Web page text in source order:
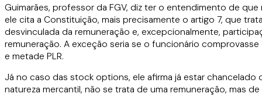
Guimarães, professor da FGV, diz ter o entendimento de
ele cita a Constituição, mais precisamente o artigo 7, que
desvinculada da remuneração e, excepcionalmente,
remuneração. A exceção seria se o funcionário
e metade PLR.
Já no caso das stock options, ele afirma já estar chancelado
natureza mercantil, não se trata de uma remuneração, mas